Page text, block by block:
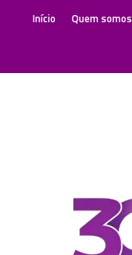
Início Quem somos